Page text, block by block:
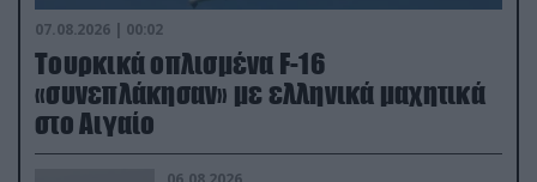
07.08.2026 | 00:02
Τουρκικά οπλισμένα F-16
«συνεπλάκησαν» με ελληνικά μαχητικά
στο Αιγαίο